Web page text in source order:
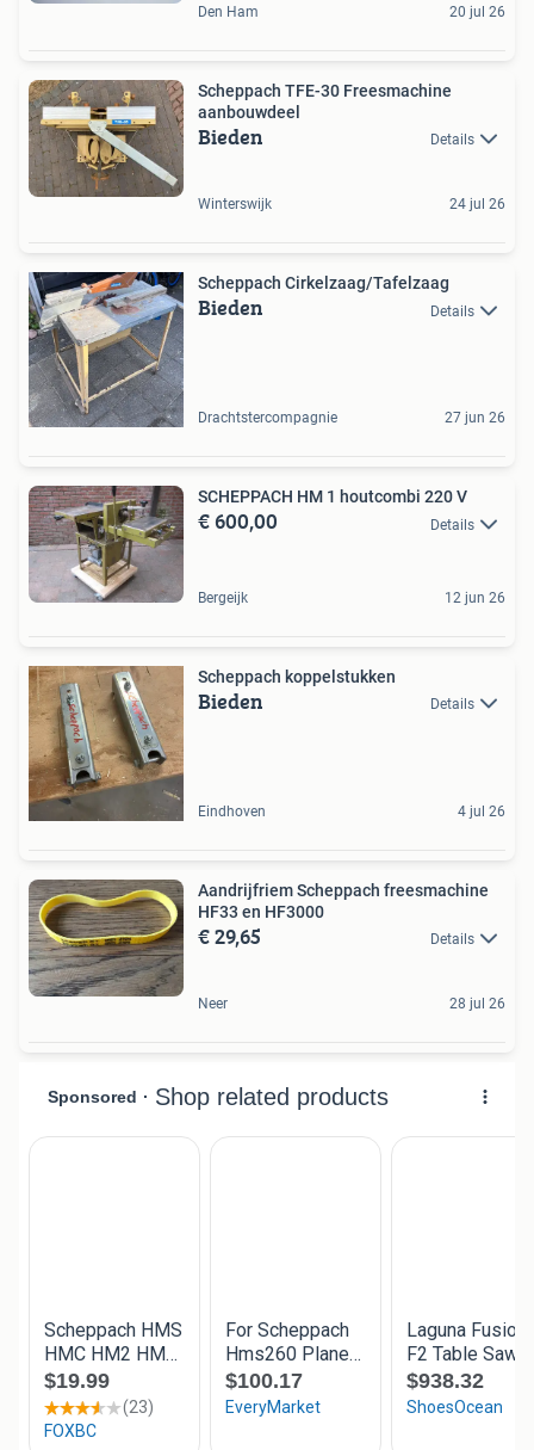
Den Ham 20 jul 26
Scheppach TFE-30 Freesmachine
aanbouwdeel
Bieden Details
Winterswijk 24 jul 26
Scheppach Cirkelzaag/Tafelzaag
Bieden Details
Drachtstercompagnie 27 jun 26
SCHEPPACH HM 1 houtcombi 220 V
€ 600,00 Details
Bergeijk 12 jun 26
Scheppach koppelstukken
Bieden Details
Eindhoven 4 jul 26
Aandrijfriem Scheppach freesmachine
HF33 en HF3000
€ 29,65 Details
Neer 28 jul 26